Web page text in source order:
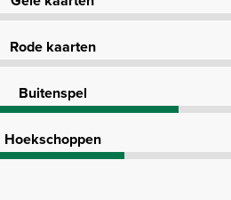
Rode kaarten
Buitenspel
Hoekschoppen